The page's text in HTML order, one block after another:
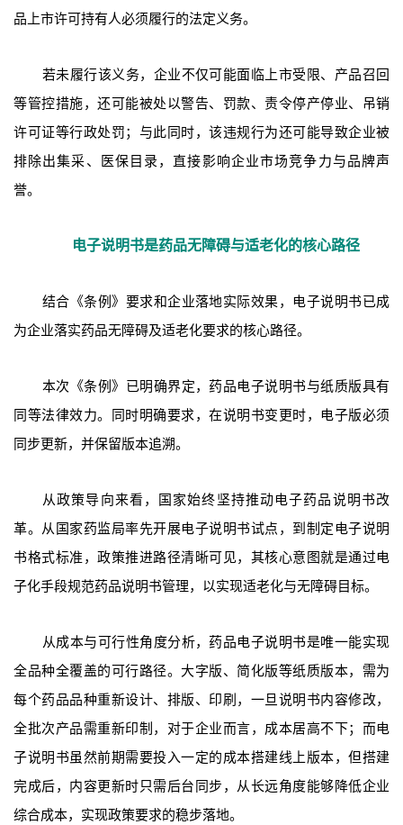
品上市许可持有人必须履行的法定义务。
若未履行该义务，企业不仅可能面临上市受限、产品召回
等管控措施，还可能被处以警告、罚款、责令停产停业、吊销
许可证等行政处罚；与此同时，该违规行为还可能导致企业被
排除出集采、医保目录，直接影响企业市场竞争力与品牌声
誉。
电子说明书是药品无障碍与适老化的核心路径
结合《条例》要求和企业落地实际效果，电子说明书已成
为企业落实药品无障碍及适老化要求的核心路径。
本次《条例》已明确界定，药品电子说明书与纸质版具有
同等法律效力。同时明确要求，在说明书变更时，电子版必须
同步更新，并保留版本追溯。
从政策导向来看，国家始终坚持推动电子药品说明书改
革。从国家药监局率先开展电子说明书试点，到制定电子说明
书格式标准，政策推进路径清晰可见，其核心意图就是通过电
子化手段规范药品说明书管理，以实现适老化与无障碍目标。
从成本与可行性角度分析，药品电子说明书是唯一能实现
全品种全覆盖的可行路径。大字版、简化版等纸质版本，需为
每个药品品种重新设计、排版、印刷，一旦说明书内容修改，
全批次产品需重新印制，对于企业而言，成本居高不下；而电
子说明书虽然前期需要投入一定的成本搭建线上版本，但搭建
完成后，内容更新时只需后台同步，从长远角度能够降低企业
综合成本，实现政策要求的稳步落地。